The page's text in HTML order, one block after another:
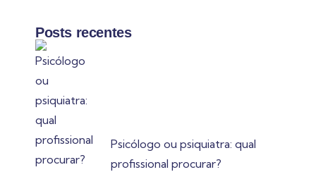
Posts recentes
Psicólogo ou psiquiatra: qual
profissional procurar?